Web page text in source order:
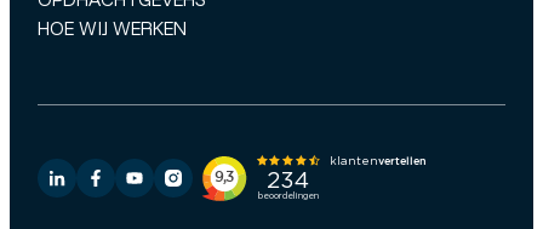
HOE WIJ WERKEN